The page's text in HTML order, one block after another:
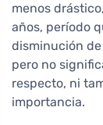
menos
años, período
disminución
pero no
respecto, ni
importancia.